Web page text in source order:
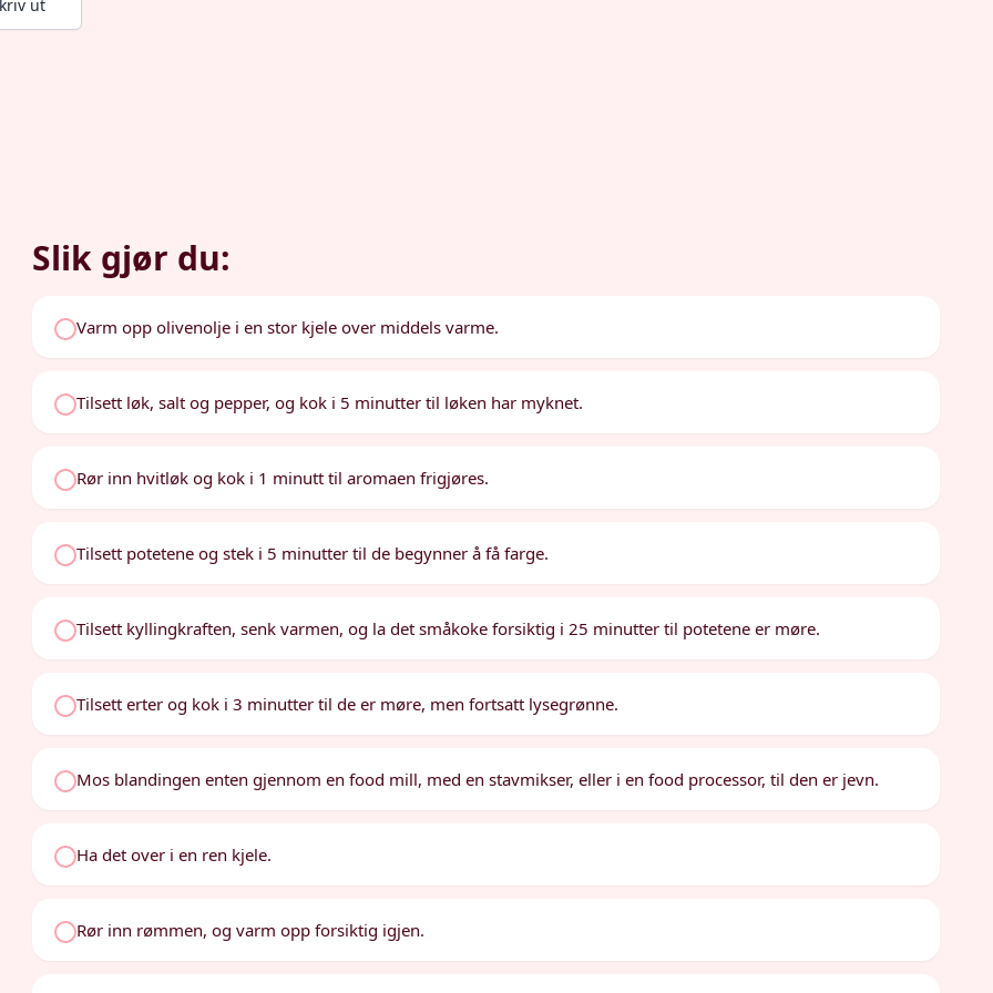
ut
Slik gjør du:
Varm opp olivenolje i en stor kjele over middels varme.
Tilsett løk, salt og pepper, og kok i 5 minutter til løken har myknet.
Rør inn hvitløk og kok i 1 minutt til aromaen frigjøres.
Tilsett potetene og stek i 5 minutter til de begynner å få farge.
Tilsett kyllingkraften, senk varmen, og la det småkoke forsiktig i 25 minutter til potetene er møre.
Tilsett erter og kok i 3 minutter til de er møre, men fortsatt lysegrønne.
Mos blandingen enten gjennom en food mill, med en stavmikser, eller i en food processor, til den er jevn.
Ha det over i en ren kjele.
Rør inn rømmen, og varm opp forsiktig igjen.